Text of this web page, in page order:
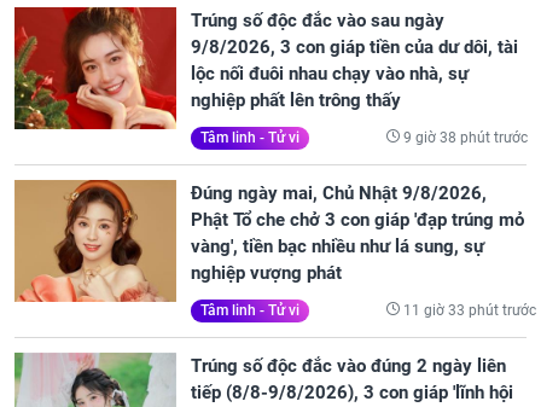
Trúng số độc đắc vào sau ngày
9/8/2026, 3 con giáp tiền của dư dôi, tài
lộc nối đuôi nhau chạy vào nhà, sự
nghiệp phất lên trông thấy
Tâm linh - Tử vi 9 giờ 38 phút trước
Đúng ngày mai, Chủ Nhật 9/8/2026,
Phật Tổ che chở 3 con giáp 'đạp trúng mỏ
vàng', tiền bạc nhiều như lá sung, sự
nghiệp vượng phát
Tâm linh - Tử vi 11 giờ 33 phút trước
Trúng số độc đắc vào đúng 2 ngày liên
tiếp (8/8-9/8/2026), 3 con giáp 'lĩnh hội